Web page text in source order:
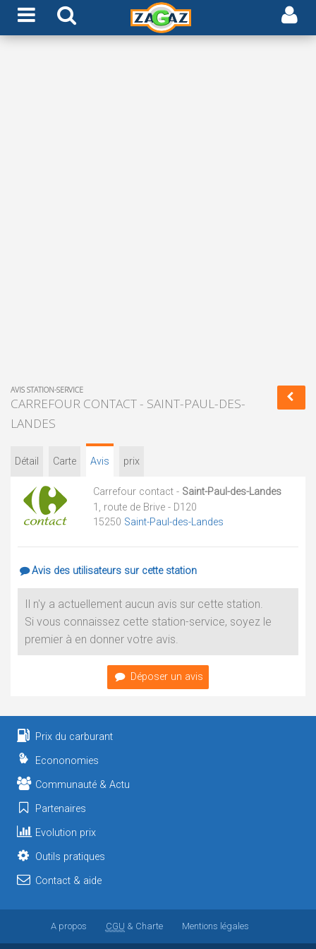
AVIS STATION-SERVICE
CARREFOUR CONTACT - SAINT-PAUL-DES-
LANDES
Détail Carte Avis prix
Carrefour contact - Saint-Paul-des-Landes
1, route de Brive - D120
15250 Saint-Paul-des-Landes
Avis des utilisateurs sur cette station
Il n'y a actuellement aucun avis sur cette station.
Si vous connaissez cette station-service, soyez le
premier à en donner votre avis.
Déposer un avis
Prix du carburant
Econonomies
Communauté & Actu
Partenaires
Evolution prix
Outils pratiques
Contact & aide
A propos CGU & Charte Mentions légales